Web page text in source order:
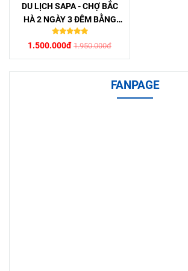
DU LỊCH SAPA - CHỢ BẮC
HÀ 2 NGÀY 3 ĐÊM BẰNG
TÀU HỎA
1.500.000đ 1.950.000đ
FANPAGE